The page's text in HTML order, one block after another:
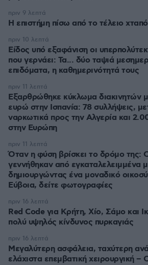
Η επιστήμη πίσω από το τέλειο
πριν 9 λεπτά
Είδος υπό εξαφάνιση οι
που γερνάει: Τα... δύο ταψιά
επιδόματα, η καθημερινότητά τους
πριν 10 λεπτά
Εξαρθρώθηκε κύκλωμα διακινητών
ευρώ στην Ισπανία: 78 συλλήψεις,
ναρκωτικά προς την Αλγερία και
στην Ευρώπη
πριν 11 λεπτά
Όταν η φύση βρίσκει το δρόμο της:
γεννήθηκαν από εγκαταλελειμμένα
δημιουργώντας ένα μοναδικό
Εύβοια, δείτε φωτογραφίες
πριν 11 λεπτά
Red Code για Κρήτη, Χίο, Σάμο και
πολύ υψηλός κίνδυνος πυρκαγιάς
πριν 16 λεπτά
Μεγαλύτερη ασφάλεια, ταχύτερη
ελάχιστα επεμβατική χειρουργική –
πριν 16 λεπτά